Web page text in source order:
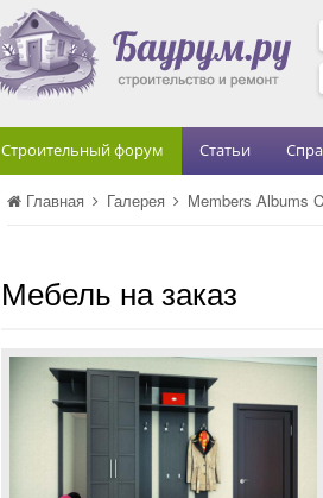
Строительный форум Статьи
Главная Галерея Members Albums
Мебель на заказ